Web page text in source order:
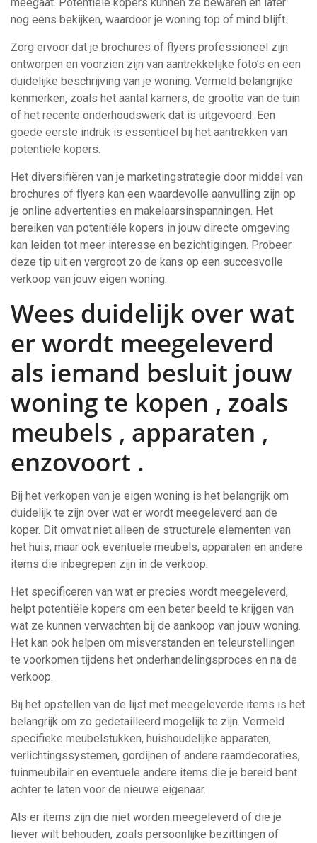
nog eens bekijken, waardoor je woning top of mind blijft.
Zorg ervoor dat je brochures of flyers professioneel zijn
ontworpen en voorzien zijn van aantrekkelijke foto’s en een
duidelijke beschrijving van je woning. Vermeld belangrijke
kenmerken, zoals het aantal kamers, de grootte van de tuin
of het recente onderhoudswerk dat is uitgevoerd. Een
goede eerste indruk is essentieel bij het aantrekken van
potentiële kopers.
Het diversifiëren van je marketingstrategie door middel van
brochures of flyers kan een waardevolle aanvulling zijn op
je online advertenties en makelaarsinspanningen. Het
bereiken van potentiële kopers in jouw directe omgeving
kan leiden tot meer interesse en bezichtigingen. Probeer
deze tip uit en vergroot zo de kans op een succesvolle
verkoop van jouw eigen woning.
Wees duidelijk over wat
er wordt meegeleverd
als iemand besluit jouw
woning te kopen , zoals
meubels , apparaten ,
enzovoort .
Bij het verkopen van je eigen woning is het belangrijk om
duidelijk te zijn over wat er wordt meegeleverd aan de
koper. Dit omvat niet alleen de structurele elementen van
het huis, maar ook eventuele meubels, apparaten en andere
items die inbegrepen zijn in de verkoop.
Het specificeren van wat er precies wordt meegeleverd,
helpt potentiële kopers om een beter beeld te krijgen van
wat ze kunnen verwachten bij de aankoop van jouw woning.
Het kan ook helpen om misverstanden en teleurstellingen
te voorkomen tijdens het onderhandelingsproces en na de
verkoop.
Bij het opstellen van de lijst met meegeleverde items is het
belangrijk om zo gedetailleerd mogelijk te zijn. Vermeld
specifieke meubelstukken, huishoudelijke apparaten,
verlichtingssystemen, gordijnen of andere raamdecoraties,
tuinmeubilair en eventuele andere items die je bereid bent
achter te laten voor de nieuwe eigenaar.
Als er items zijn die niet worden meegeleverd of die je
liever wilt behouden, zoals persoonlijke bezittingen of